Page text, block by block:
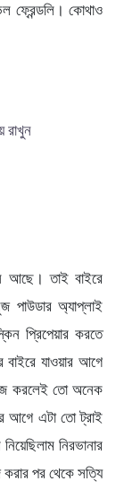
ফ্রেন্ডলি। কোথাও
রাখুন
আছে। তাই বাইরে
পাউডার অ্যাপ্লাই
প্রিপেয়ার করতে
যাওয়ার আগে
করলেই তো অনেক
আগে এটা তো ট্রাই
নিরভানার
পর থেকে সত্যি